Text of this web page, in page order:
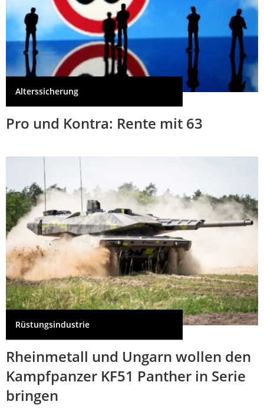
Alterssicherung
Pro und Kontra: Rente mit 63
Rüstungsindustrie
Rheinmetall und Ungarn wollen den
Kampfpanzer KF51 Panther in Serie
bringen